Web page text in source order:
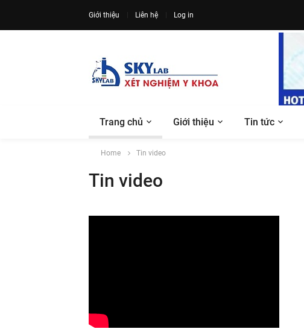
Giới thiệu Liên hệ Log in
Trang chủ Giới thiệu Tin tức
Home Tin video
Tin video